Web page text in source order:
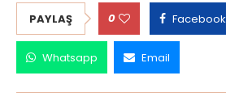
PAYLAŞ 0 Facebook
Whatsapp Email